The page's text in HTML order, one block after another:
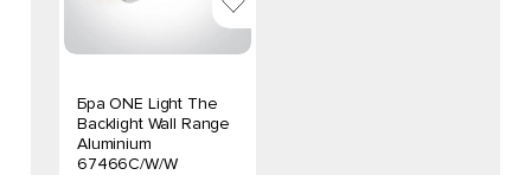
Бра ONE Light The
Backlight Wall Range
Aluminium
67466C/W/W